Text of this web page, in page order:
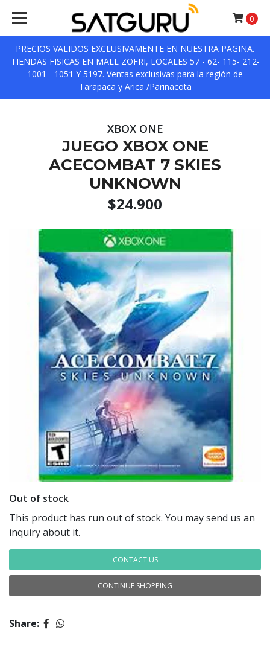
PRECIOS VALIDOS EXCLUSIVAMENTE EN NUESTRA PAGINA.
TIENDAS FISICAS EN MALL ZOFRI, LOCALES 57 - 62- 115- 212-
1001 - 1051 Y 5197. Ventas exclusivas para la región de
Tarapaca y Arica /Parinacota
0
XBOX ONE
JUEGO XBOX ONE
ACECOMBAT 7 SKIES
UNKNOWN
$24.900
Out of stock
This product has run out of stock. You may send us an
inquiry about it.
CONTACT US
CONTINUE SHOPPING
Share: